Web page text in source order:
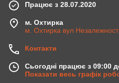
Працює з 28.07.2020
м. Охтирка
м. Охтирка вул
Контакти
Сьогодні працює з 09:00
Показати весь графік